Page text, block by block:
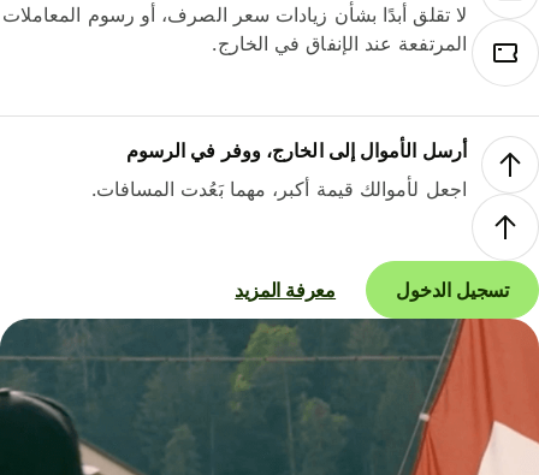
لا تقلق أبدًا بشأن زيادات سعر الصرف، أو رسوم المعاملات
المرتفعة عند الإنفاق في الخارج.
أرسل الأموال إلى الخارج، ووفر في الرسوم
اجعل لأموالك قيمة أكبر، مهما بَعُدت المسافات.
تسجيل الدخول معرفة المزيد